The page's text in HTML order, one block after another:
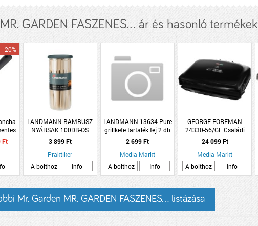
GARDEN FASZENES... ár és hasonló termékek
-20%
Ft
LANDMANN BAMBUSZ
NYÁRSAK 100DB-OS
3 899 Ft
Praktiker
A bolthoz
Info
LANDMANN 13634 Pure
grillkefe tartalék fej 2 db
2 699 Ft
Media Markt
A bolthoz
Info
GEORGE FOREMAN
24330-56/GF Családi
kontakt grill
24 099 Ft
Media Markt
A bolthoz
Info
Mr. Garden MR. GARDEN FASZENES... listázása